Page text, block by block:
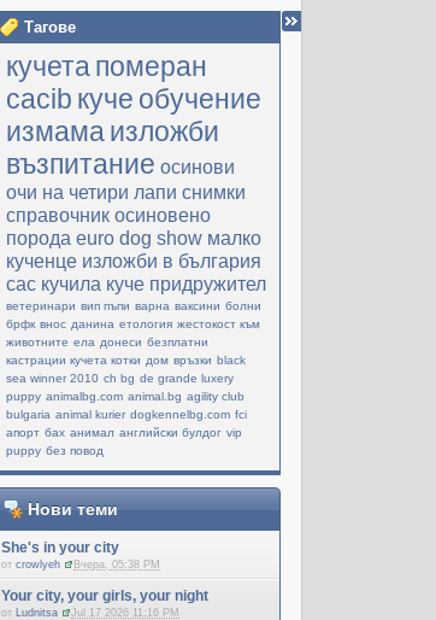
Тагове
кучетапомеран
cacib куче обучение
измамаизложби
възпитание осинови
очи на четири лапи снимки
справочник осиновено
порода еuro dog show малко
кученце изложби в българия
cac кучила куче придружител
ветеринари вип пъпи варна ваксини болни
брфк внос данина етология жестокост към
животните ела донеси безплатни
кастрации кучета котки дом връзки black
sea winner 2010 ch bg de grande luxery
puppy animalbg.com animal.bg agility club
bulgaria animal kurier dogkennelbg.com fci
апорт бах анимал английски булдог vip
puppy без повод
Нови теми
She's in your city
отcrowlyeh Вчера, 05:38 PM
Your city, your girls, your night
от Ludnitsa Jul 17 2026 11:16 PM